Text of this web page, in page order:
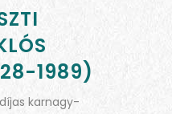
1989)
karnagy-